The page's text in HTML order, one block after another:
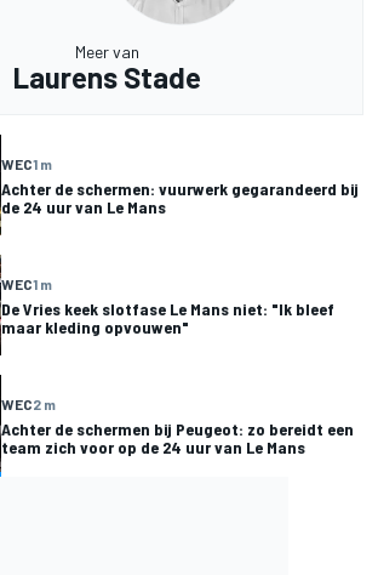
Meer van
Laurens Stade
WEC1 m
Achter de schermen: vuurwerk gegarandeerd bij
de 24 uur van Le Mans
WEC1 m
De Vries keek slotfase Le Mans niet: "Ik bleef
maar kleding opvouwen"
WEC2 m
Achter de schermen bij Peugeot: zo bereidt een
team zich voor op de 24 uur van Le Mans